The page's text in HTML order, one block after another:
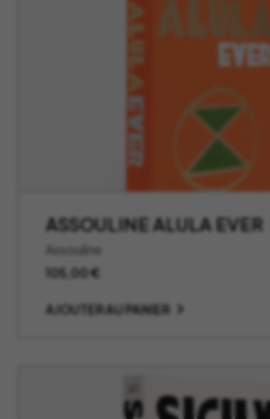
ASSOULINE ALULA EVER
Assouline
105,00€
AJOUTER AU PANIER